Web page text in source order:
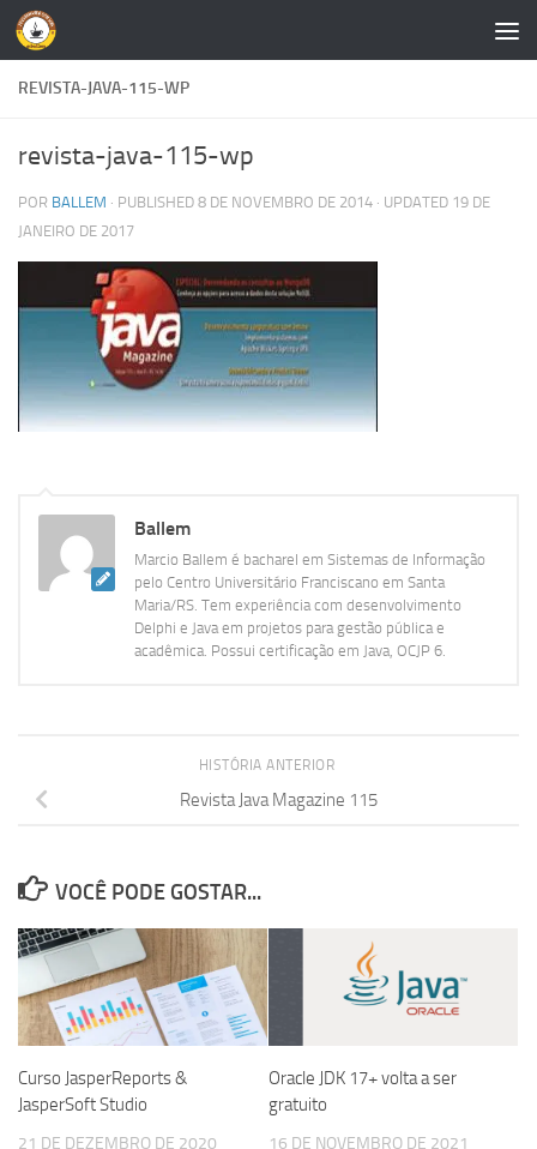
Skip to content
REVISTA-JAVA-115-WP
revista-java-115-wp
POR BALLEM · PUBLISHED 8 DE NOVEMBRO DE 2014 · UPDATED 19 DE
JANEIRO DE 2017
Ballem
Marcio Ballem é bacharel em Sistemas de Informação
pelo Centro Universitário Franciscano em Santa
Maria/RS. Tem experiência com desenvolvimento
Delphi e Java em projetos para gestão pública e
acadêmica. Possui certificação em Java, OCJP 6.
HISTÓRIA ANTERIOR
Revista Java Magazine 115
VOCÊ PODE GOSTAR...
Curso JasperReports &
JasperSoft Studio
21 DE DEZEMBRO DE 2020
Oracle JDK 17+ volta a ser
gratuito
16 DE NOVEMBRO DE 2021